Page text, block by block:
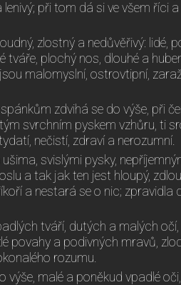
lenivý; při tom dá si ve všem říci
zlostný a nedůvěřivý: lidé,
plochý nos, dlouhé a
malomyslní, ostrovtipní,
zdvihá se do výše, při
svrchním pyskem vzhůru, ti
nečistí, zdraví a nerozumní.
svislými pysky,
a tak jak ten jest hloupý,
a nestará se o nic; zpravidla
tváří, dutých a malých
povahy a podivných mravů,
rozumu.
výše, malé a poněkud vpadlé